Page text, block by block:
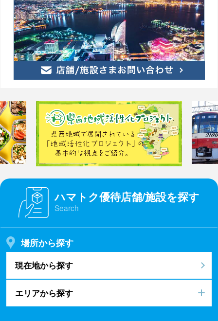
ハマトク優待店舗/施設を探す
Search
場所から探す
現在地から探す
エリアから探す